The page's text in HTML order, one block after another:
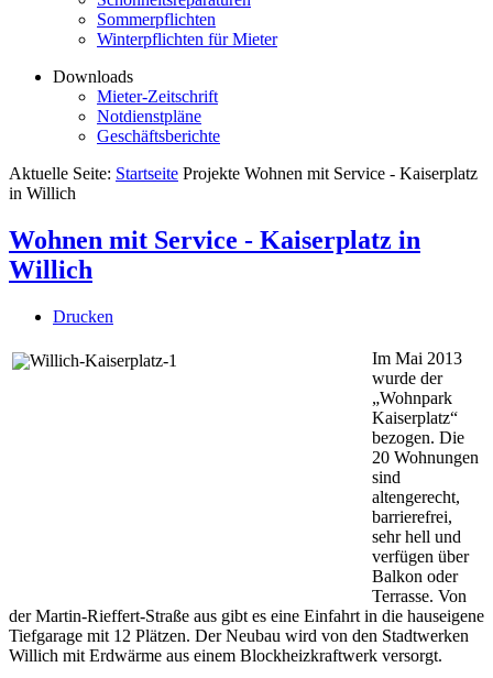
Sommerpflichten
Winterpflichten für Mieter
Downloads
Mieter-Zeitschrift
Notdienstpläne
Geschäftsberichte
Aktuelle Seite: Startseite Projekte Wohnen mit Service - Kaiserplatz
in Willich
Wohnen mit Service - Kaiserplatz in
Willich
Drucken
Im Mai 2013
wurde der
„Wohnpark
Kaiserplatz“
bezogen. Die
20 Wohnungen
sind
altengerecht,
barrierefrei,
sehr hell und
verfügen über
Balkon oder
Terrasse. Von
der Martin-Rieffert-Straße aus gibt es eine Einfahrt in die hauseigene
Tiefgarage mit 12 Plätzen. Der Neubau wird von den Stadtwerken
Willich mit Erdwärme aus einem Blockheizkraftwerk versorgt.